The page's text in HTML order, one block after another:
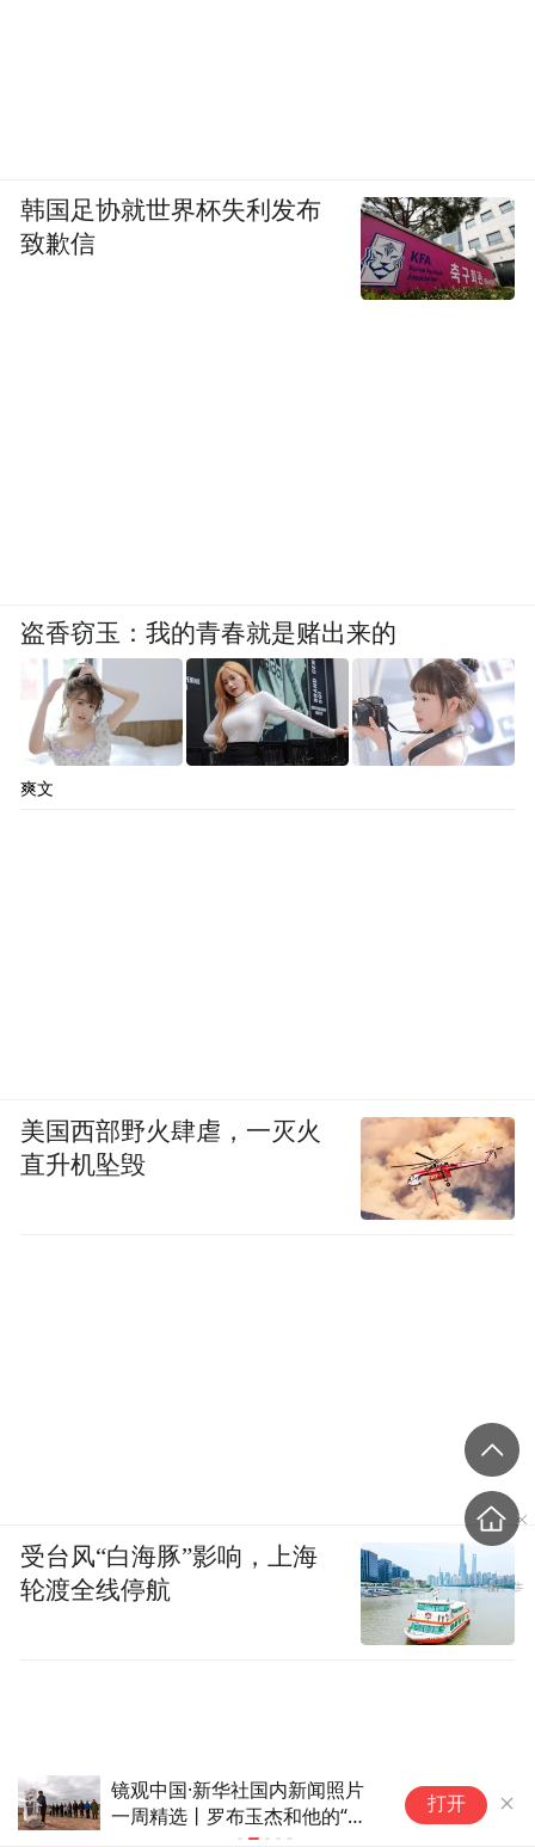
镜观中国·新华社国内新闻照片
一周精选丨“空中校车”托举云端
水利部部署
作
打开
韩国足协就世界杯失利发布
致歉信
盗香窃玉：我的青春就是赌出来的
爽文
美国西部野火肆虐，一灭火
直升机坠毁
受台风“白海豚”影响，上海
轮渡全线停航